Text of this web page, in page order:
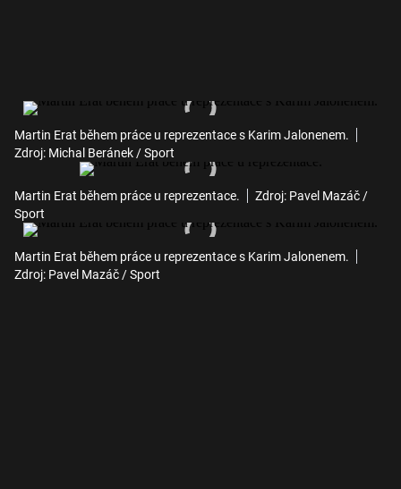
Martin Erat během práce u reprezentace s Karim Jalonenem.
Zdroj: Michal Beránek / Sport
Martin Erat během práce u reprezentace.
Zdroj: Pavel Mazáč /
Sport
Martin Erat během práce u reprezentace s Karim Jalonenem.
Zdroj: Pavel Mazáč / Sport